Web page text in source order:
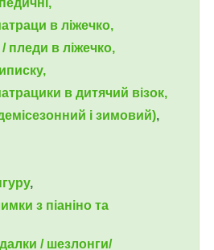
в ліжечко,
пледи в ліжечко,
в дитячий візок,
і зимовий),
,
з піаніно та
/ шезлонги/